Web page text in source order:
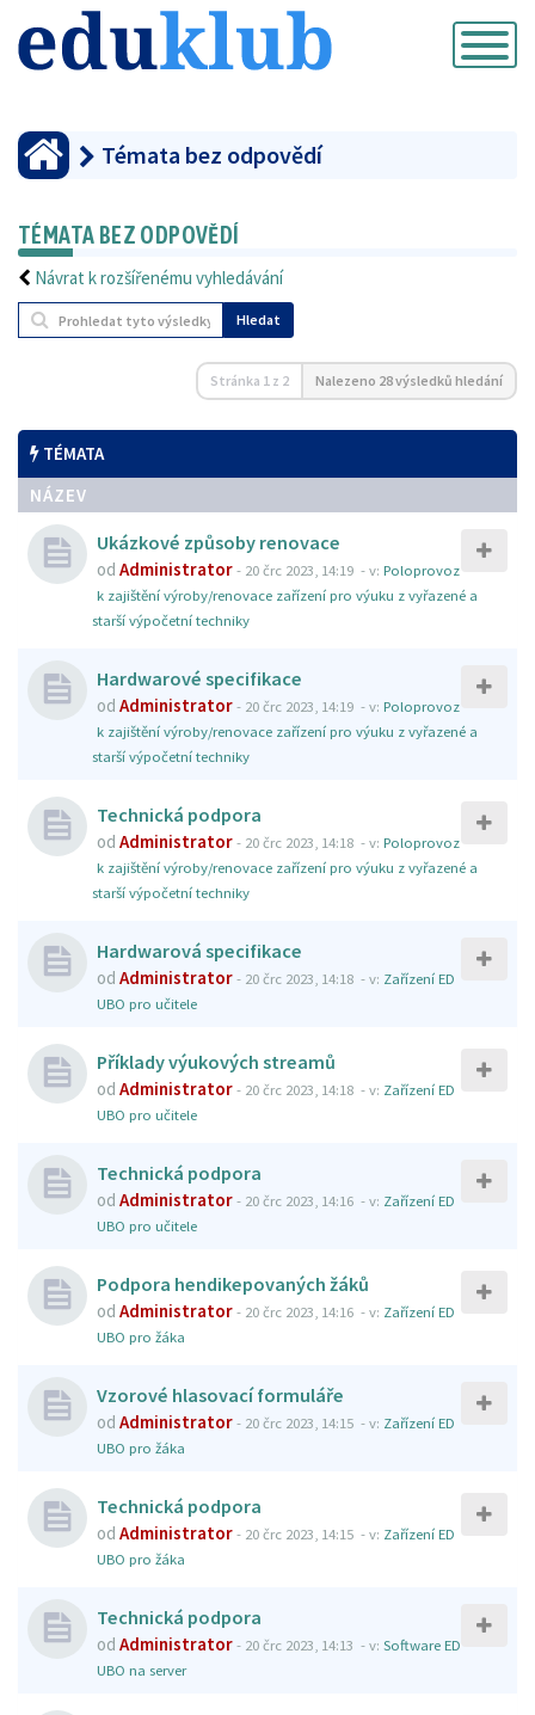
Přepnout
navigaci
Témata bez odpovědí
TÉMATA BEZ ODPOVĚDÍ
Návrat k rozšířenému vyhledávání
Hledat
Stránka 1 z 2 Nalezeno 28 výsledků hledání
TÉMATA
NÁZEV
Ukázkové způsoby renovace
od Administrator- 20 črc 2023, 14:19 - v: Poloprovoz
k zajištění výroby/renovace zařízení pro výuku z vyřazené a
starší výpočetní techniky
Hardwarové specifikace
od Administrator- 20 črc 2023, 14:19 - v: Poloprovoz
k zajištění výroby/renovace zařízení pro výuku z vyřazené a
starší výpočetní techniky
Technická podpora
od Administrator- 20 črc 2023, 14:18 - v: Poloprovoz
k zajištění výroby/renovace zařízení pro výuku z vyřazené a
starší výpočetní techniky
Hardwarová specifikace
od Administrator- 20 črc 2023, 14:18 - v: Zařízení ED
UBO pro učitele
Příklady výukových streamů
od Administrator- 20 črc 2023, 14:18 - v: Zařízení ED
UBO pro učitele
Technická podpora
od Administrator- 20 črc 2023, 14:16 - v: Zařízení ED
UBO pro učitele
Podpora hendikepovaných žáků
od Administrator- 20 črc 2023, 14:16 - v: Zařízení ED
UBO pro žáka
Vzorové hlasovací formuláře
od Administrator- 20 črc 2023, 14:15 - v: Zařízení ED
UBO pro žáka
Technická podpora
od Administrator- 20 črc 2023, 14:15 - v: Zařízení ED
UBO pro žáka
Technická podpora
od Administrator- 20 črc 2023, 14:13 - v: Software ED
UBO na server